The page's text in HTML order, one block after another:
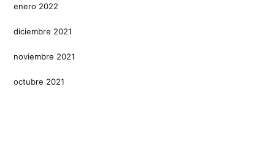
enero 2022
diciembre 2021
noviembre 2021
octubre 2021